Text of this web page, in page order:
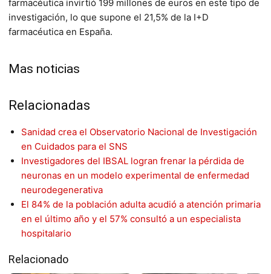
farmacéutica invirtió 199 millones de euros en este tipo de
investigación, lo que supone el 21,5% de la I+D
farmacéutica en España.
Mas noticias
Relacionadas
Sanidad crea el Observatorio Nacional de Investigación
en Cuidados para el SNS
Investigadores del IBSAL logran frenar la pérdida de
neuronas en un modelo experimental de enfermedad
neurodegenerativa
El 84% de la población adulta acudió a atención primaria
en el último año y el 57% consultó a un especialista
hospitalario
Relacionado